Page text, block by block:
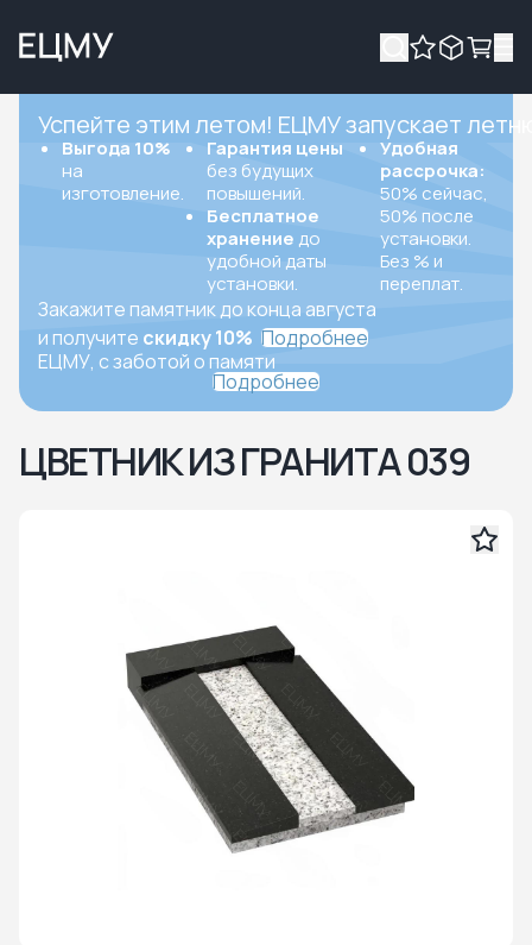
Успейте этим летом! ЕЦМУ запускает
Выгода 10%
на
изготовление.
Гарантия цены
без будущих
повышений.
Бесплатное
хранение до
удобной даты
установки.
Удобная
рассрочка:
50% сейчас,
50% после
установки.
Без % и
переплат.
Закажите памятник до конца августа
и получите скидку 10% Подробнее
ЕЦМУ, с заботой о памяти
Подробнее
ЦВЕТНИК ИЗ ГРАНИТА 039